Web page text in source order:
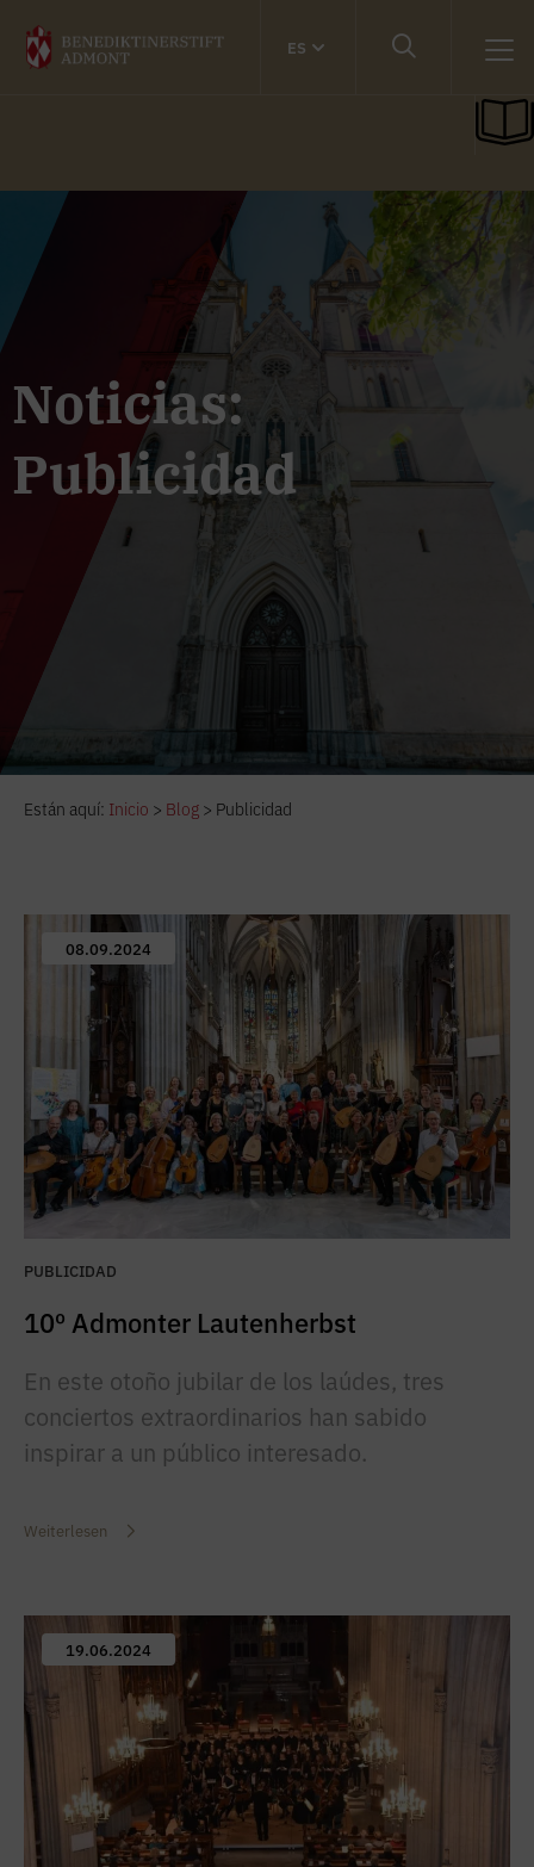
ES
Noticias:
Publicidad
Están aquí: Inicio > Blog > Publicidad
08.09.2024
PUBLICIDAD
10º Admonter Lautenherbst
En este otoño jubilar de los laúdes, tres
conciertos extraordinarios han sabido
inspirar a un público interesado.
Weiterlesen
19.06.2024